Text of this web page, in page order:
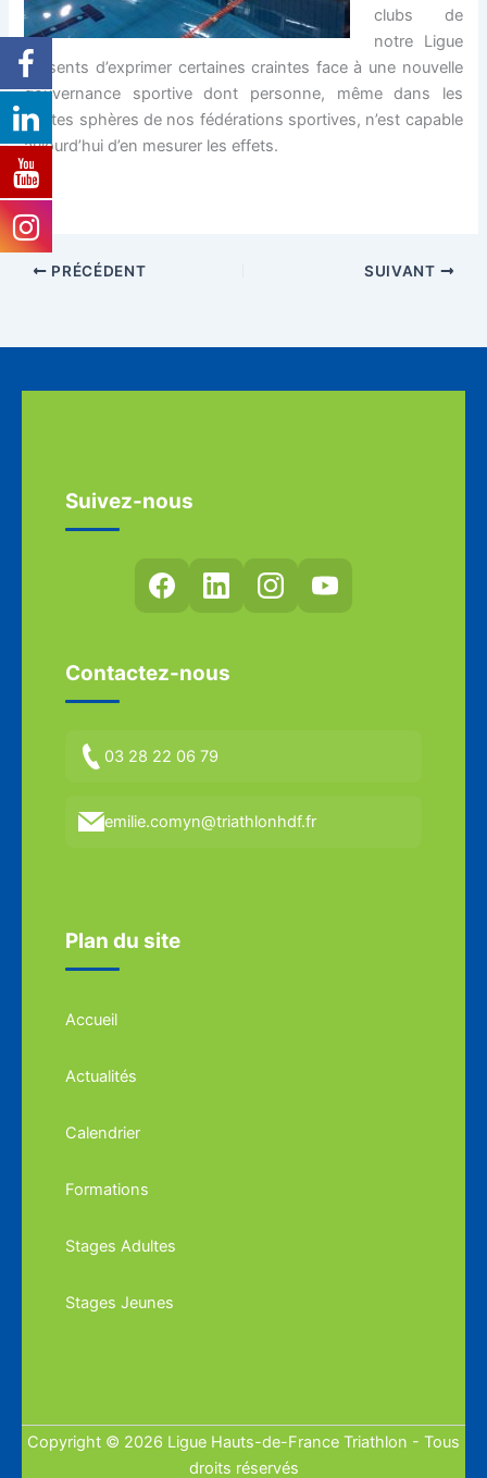
clubs de
notre Ligue
présents d’exprimer certainescraintes face à une nouvelle
gouvernance sportive dont personne, même dans les
hautes sphères de nos fédérations sportives, n’est capable
aujourd’hui d’en mesurer les effets.
PRÉCÉDENT SUIVANT
Suivez-nous
Contactez-nous
03 28 22 06 79
emilie.comyn@triathlonhdf.fr
Plan du site
Accueil
Actualités
Calendrier
Formations
Stages Adultes
Stages Jeunes
Copyright © 2026 Ligue Hauts-de-France Triathlon - Tous
droits réservés